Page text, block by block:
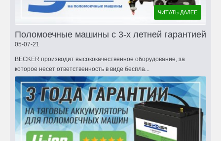
ЧИТАТЬ ДАЛЕЕ
Поломоечные машины с 3-х летней гарантией
05-07-21
BECKER производит высококачественное оборудование, за
которое несет ответственность в виде беспла...